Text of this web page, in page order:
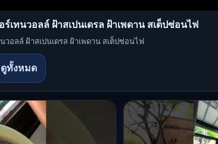
ร์เทนวอลล์ ฝ้าสเปนเดรล ฝ้าเพดาน สเต็ปซ่อนไฟ
วอลล์ ฝ้าสเปนเดรล ฝ้าเพดาน สเต็ปซ่อนไฟ
ดูทั้งหมด